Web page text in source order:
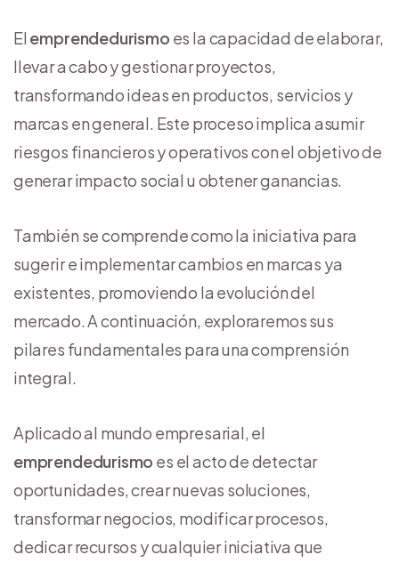
El emprendedurismo es la capacidad de elaborar,
llevar a cabo y gestionar proyectos,
transformando ideas en productos, servicios y
marcas en general. Este proceso implica asumir
riesgos financieros y operativos con el objetivo de
generar impacto social u obtener ganancias.
También se comprende como la iniciativa para
sugerir e implementar cambios en marcas ya
existentes, promoviendo la evolución del
mercado. A continuación, exploraremos sus
pilares fundamentales para una comprensión
integral.
Aplicado al mundo empresarial, el
emprendedurismo es el acto de detectar
oportunidades, crear nuevas soluciones,
transformar negocios, modificar procesos,
dedicar recursos y cualquier iniciativa que